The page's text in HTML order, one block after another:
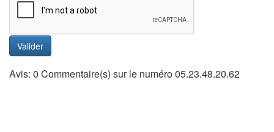
Valider
Avis: 0 Commentaire(s) sur le numéro 05.23.48.20.62